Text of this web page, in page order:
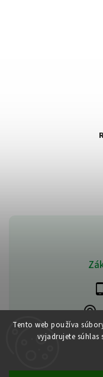
Tento web používa
vyjadrujete
Copyright